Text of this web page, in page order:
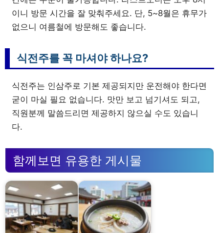
이니 방문 시간을 잘 맞춰주세요. 단, 5~8월은 휴무가
없으니 여름철에 방문해도 좋습니다.
식전주를 꼭 마셔야 하나요?
식전주는 인삼주로 기본 제공되지만 운전해야 한다면
굳이 마실 필요 없습니다. 맛만 보고 넘기셔도 되고,
직원분께 말씀드리면 제공하지 않으실 수도 있습니
다.
함께보면 유용한 게시물